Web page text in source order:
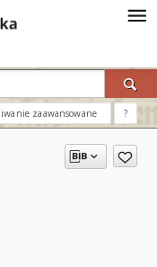
zaawansowane ?